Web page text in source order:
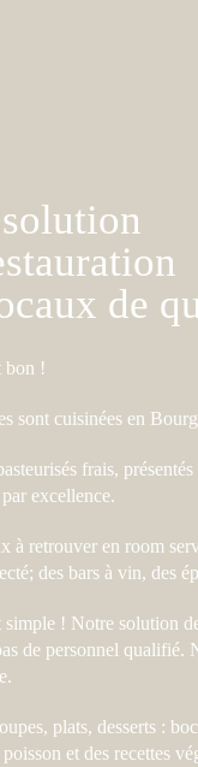
de
bon !
sont cuisinées en
frais,
excellence.
à retrouver en room
des bars à vin, des
simple ! Notre solution
de personnel qualifié.
plats, desserts :
et des recettes